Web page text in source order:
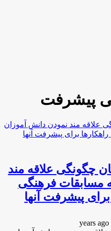
پیشرفت
چگونگی علاقه مند
مسابقات فرهنگی
پیشرفت آنها